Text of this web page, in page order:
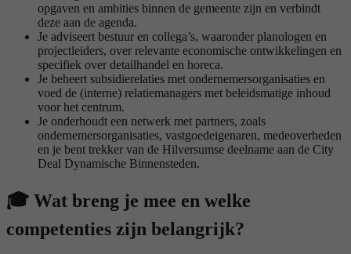
opgaven en ambities binnen de gemeente zijn en verbindt
deze aan de agenda.
Je adviseert bestuur en collega’s, waaronder planologen en
projectleiders, over relevante economische ontwikkelingen en
specifiek over detailhandel en horeca.
Je beheert subsidierelaties met ondernemersorganisaties en
voed de (interne) relatiemanagers met beleidsmatige inhoud
voor het centrum.
Je onderhoudt een netwerk met partners, zoals
ondernemersorganisaties, vastgoedeigenaren, medeoverheden
en je bent trekker van de Hilversumse deelname aan de City
Deal Dynamische Binnensteden.
🎓 Wat breng je mee en welke
competenties zijn belangrijk?